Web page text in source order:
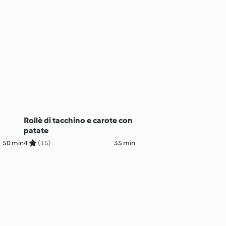
50 min
Rollè di tacchino e carote con
patate
4 (15) 35 min